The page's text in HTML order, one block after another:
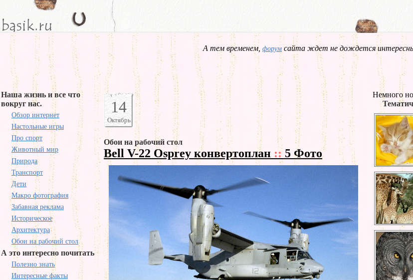
А тем временем, форум сайта ждет не дождется
Наша жизнь и все что
вокруг нас.
Обзор интернет
Настольные игры
Про спорт
Животный мир
Природа
Транспорт
Дети
Макро фотография
Забавная реклама
Историческое
Архитектура
Обои на рабочий стол
А это интересно почитать
Полезно знать
Интересные факты
14
Октябрь
Обои на рабочий стол
Bell V-22 Osprey конвертоплан ::5 Фото
Немного